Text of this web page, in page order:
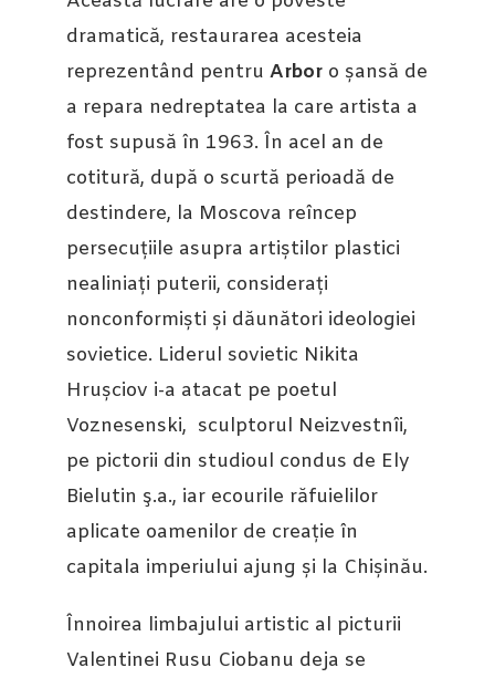
dramatică, restaurarea acesteia
reprezentând pentru Arbor o șansă de
a repara nedreptatea la care artista a
fost supusă în 1963. În acel an de
cotitură, după o scurtă perioadă de
destindere, la Moscova reîncep
persecuțiile asupra artiștilor plastici
nealiniați puterii, considerați
nonconformiști și dăunători ideologiei
sovietice. Liderul sovietic Nikita
Hrușciov i-a atacat pe poetul
Voznesenski, sculptorul Neizvestnîi,
pe pictorii din studioul condus de Ely
Bielutin ş.a., iar ecourile răfuielilor
aplicate oamenilor de creație în
capitala imperiului ajung și la Chișinău.
Înnoirea limbajului artistic al picturii
Valentinei Rusu Ciobanu deja se